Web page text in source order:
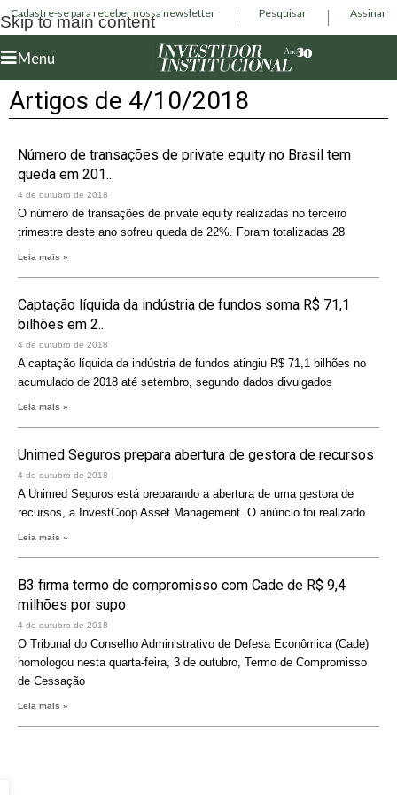
Skip to main content
Cadastre-se para receber nossa newsletter Pesquisar Assinar
Menu
Artigos de 4/10/2018
Número de transações de private equity no Brasil tem
queda em 201...
4 de outubro de 2018
O número de transações de private equity realizadas no terceiro
trimestre deste ano sofreu queda de 22%. Foram totalizadas 28
Leia mais »
Captação líquida da indústria de fundos soma R$ 71,1
bilhões em 2...
4 de outubro de 2018
A captação líquida da indústria de fundos atingiu R$ 71,1 bilhões no
acumulado de 2018 até setembro, segundo dados divulgados
Leia mais »
Unimed Seguros prepara abertura de gestora de recursos
4 de outubro de 2018
A Unimed Seguros está preparando a abertura de uma gestora de
recursos, a InvestCoop Asset Management. O anúncio foi realizado
Leia mais »
B3 firma termo de compromisso com Cade de R$ 9,4
milhões por supo
4 de outubro de 2018
O Tribunal do Conselho Administrativo de Defesa Econômica (Cade)
homologou nesta quarta-feira, 3 de outubro, Termo de Compromisso
de Cessação
Leia mais »